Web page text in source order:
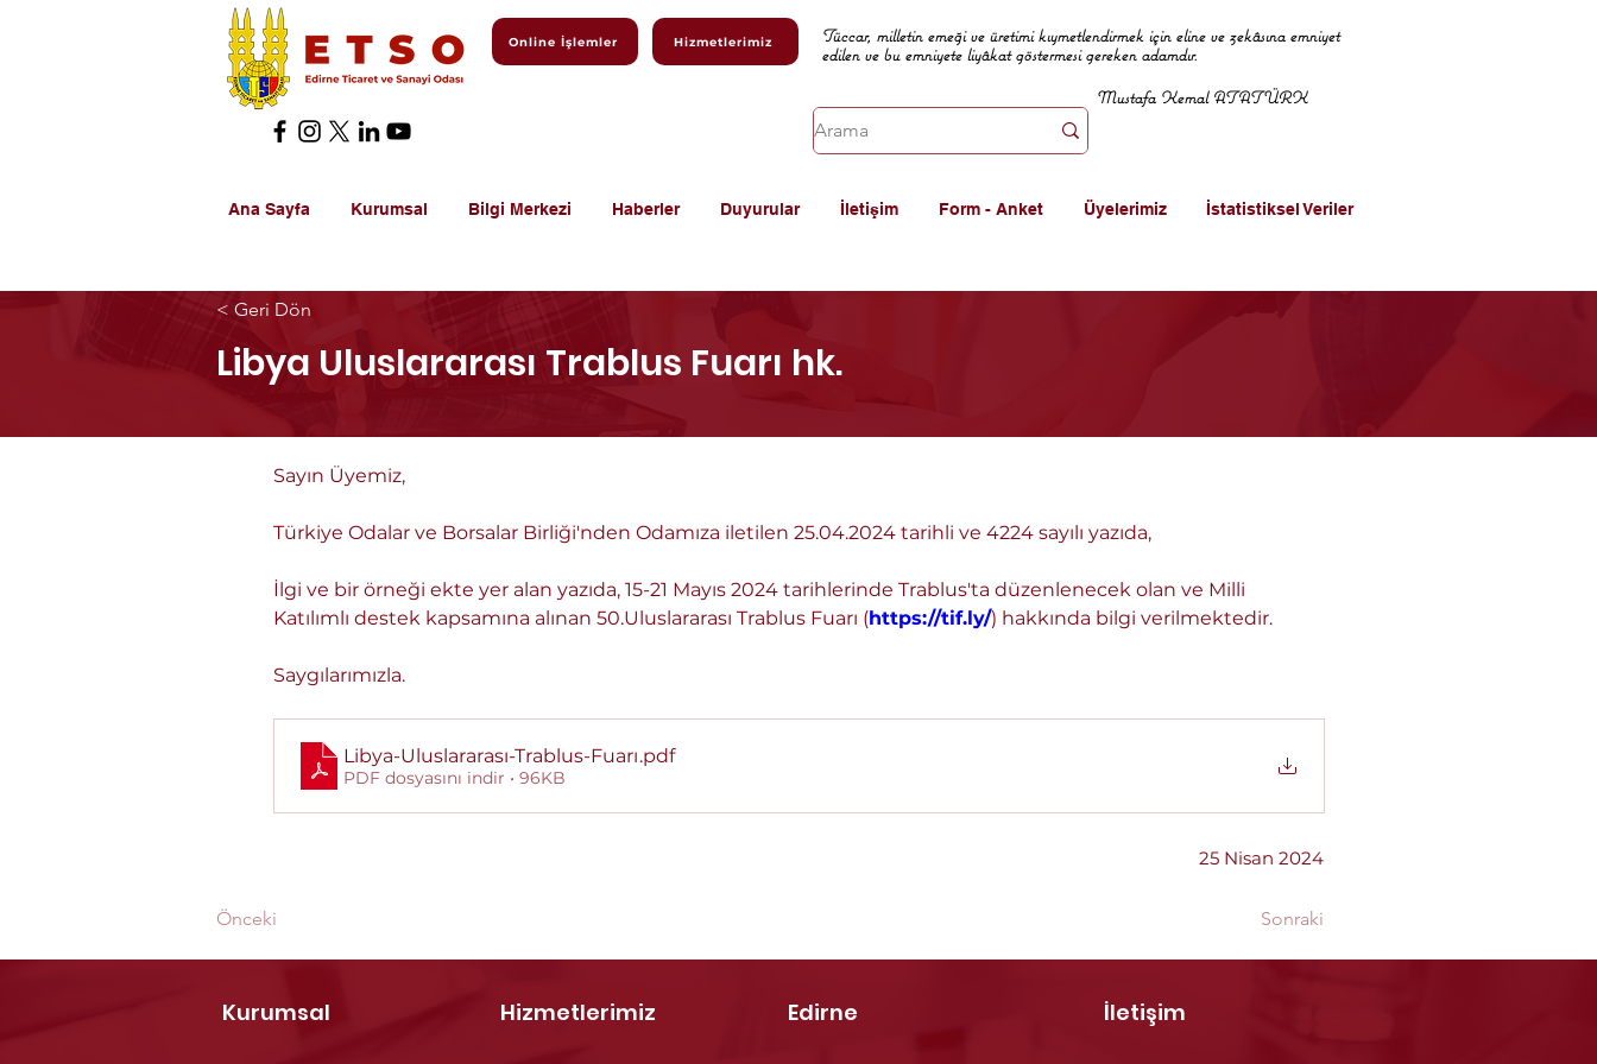
Online İşlemler Hizmetlerimiz
Tüccar, milletin emeği ve üretimi kıymetlendirmek için eline ve zekâsına emniyet
edilen ve bu emniyete liyâkat göstermesi gereken adamdır.
Mustafa Kemal ATATÜRK
Ana Sayfa Kurumsal Bilgi Merkezi Haberler Duyurular İletişim Form - Anket Üyelerimiz İstatistiksel Veriler
< Geri Dön
Libya Uluslararası Trablus Fuarı hk.
Sayın Üyemiz,
Türkiye Odalar ve Borsalar Birliği'nden Odamıza iletilen 25.04.2024 tarihli ve 4224 sayılı yazıda,
İlgi ve bir örneği ekte yer alan yazıda, 15-21 Mayıs 2024 tarihlerinde Trablus'ta düzenlenecek olan ve Milli
Katılımlı destek kapsamına alınan 50.Uluslararası Trablus Fuarı (https://tif.ly/) hakkında bilgi verilmektedir.
Saygılarımızla.
Libya-Uluslararası-Trablus-Fuarı.pdf
PDF dosyasını indir • 96KB
25 Nisan 2024
Önceki Sonraki
Kurumsal Hizmetlerimiz Edirne İletişim